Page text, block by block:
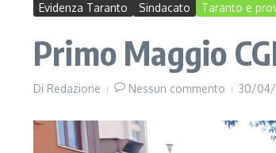
Evidenza Taranto Sindacato Taranto e
Primo Maggio
Di Redazione Nessun commento 30/